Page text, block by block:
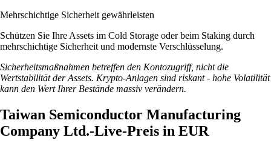
Mehrschichtige Sicherheit gewährleisten
Schützen Sie Ihre Assets im Cold Storage oder beim Staking durch
mehrschichtige Sicherheit und modernste Verschlüsselung.
Sicherheitsmaßnahmen betreffen den Kontozugriff, nicht die
Wertstabilität der Assets. Krypto-Anlagen sind riskant - hohe Volatilität
kann den Wert Ihrer Bestände massiv verändern.
Taiwan Semiconductor Manufacturing
Company Ltd.-Live-Preis in EUR